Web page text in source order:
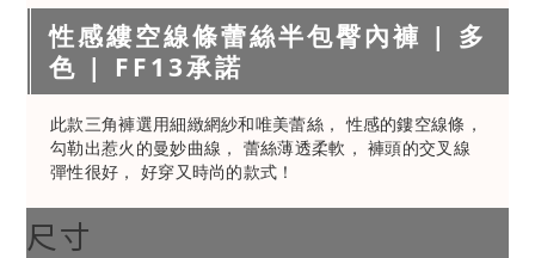
性感縷空線條蕾絲半包臀內褲 | 多
色 | FF13承諾
此款三角褲選用細緻網紗和唯美蕾絲， 性感的鏤空線條，
勾勒出惹火的曼妙曲線， 蕾絲薄透柔軟， 褲頭的交叉線
彈性很好， 好穿又時尚的款式！
尺寸